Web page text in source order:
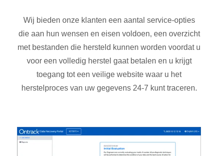
Wij bieden onze klanten een aantal service-opties
die aan hun wensen en eisen voldoen, een overzicht
met bestanden die hersteld kunnen worden voordat u
voor een volledig herstel gaat betalen en u krijgt
toegang tot een veilige website waar u het
herstelproces van uw gegevens 24-7 kunt traceren.